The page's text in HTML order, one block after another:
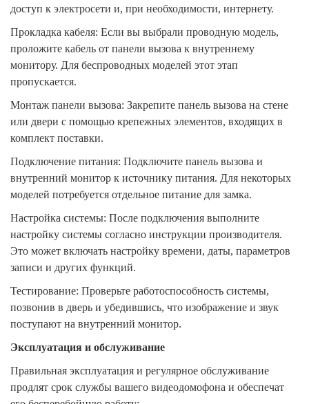
доступ к электросети и, при необходимости, интернету.
Прокладка кабеля: Если вы выбрали проводную модель,
проложите кабель от панели вызова к внутреннему
монитору. Для беспроводных моделей этот этап
пропускается.
Монтаж панели вызова: Закрепите панель вызова на стене
или двери с помощью крепежных элементов, входящих в
комплект поставки.
Подключение питания: Подключите панель вызова и
внутренний монитор к источнику питания. Для некоторых
моделей потребуется отдельное питание для замка.
Настройка системы: После подключения выполните
настройку системы согласно инструкции производителя.
Это может включать настройку времени, даты, параметров
записи и других функций.
Тестирование: Проверьте работоспособность системы,
позвонив в дверь и убедившись, что изображение и звук
поступают на внутренний монитор.
Эксплуатация и обслуживание
Правильная эксплуатация и регулярное обслуживание
продлят срок службы вашего видеодомофона и обеспечат